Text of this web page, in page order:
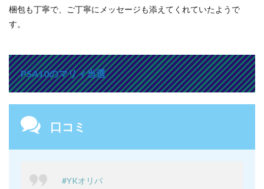
梱包も丁寧で、ご丁寧にメッセージも添えてくれていたようで
す。
PSA10のマリィ当選
口コミ
#YKオリパ